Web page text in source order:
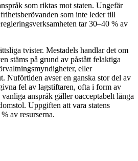
som riktas mot staten. Ungefär
som inte leder till
tar 30–40 % av
tvister. Mestadels handlar det om
stäms på grund av påstått felaktiga
eller
Nuförtiden avser en ganska stor del av
fel av lagstiftaren, ofta i form av
anspråk gäller oacceptabelt långa
Uppgiften att vara statens
av resurserna.